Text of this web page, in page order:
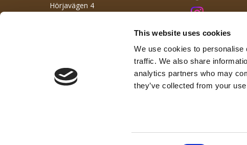
This website uses cookies
We use cookies to
traffic. We also share
analytics partners who may
they’ve collected from your
Hörjavägen 4